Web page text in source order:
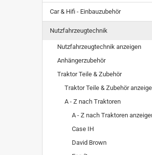
Car & Hifi - Einbauzubehör
Nutzfahrzeugtechnik
Nutzfahrzeugtechnik anzeigen
Anhängerzubehör
Traktor Teile & Zubehör
Traktor Teile & Zubehör
A - Z nach Traktoren
A - Z nach Traktoren
Case IH
David Brown